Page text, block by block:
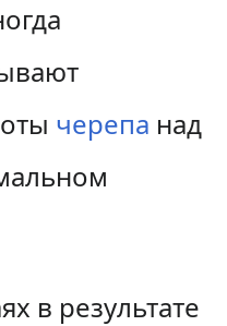
черепа над
в результате